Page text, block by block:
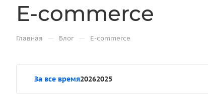
E-commerce
Главная — Блог — E-commerce
За все время20262025